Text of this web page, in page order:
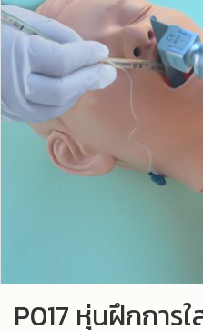
P017 หุ่นฝึกการ